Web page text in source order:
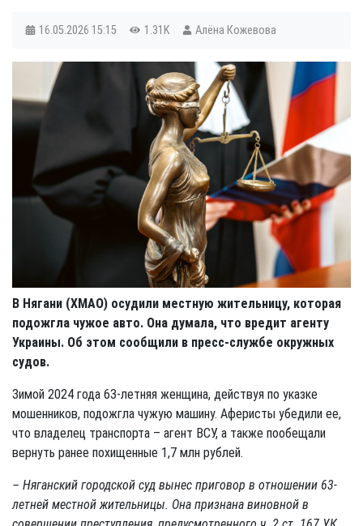
16.05.2026 15:15 1.31K Алёна Кожевова
В Нягани (ХМАО) осудили местную жительницу, которая
подожгла чужое авто. Она думала, что вредит агенту
Украины. Об этом сообщили в пресс-службе окружных
судов.
Зимой 2024 года 63-летняя женщина, действуя по указке
мошенников, подожгла чужую машину. Аферисты убедили ее,
что владелец транспорта – агент ВСУ, а также пообещали
вернуть ранее похищенные 1,7 млн рублей.
– Няганский городской суд вынес приговор в отношении 63-
летней местной жительницы. Она признана виновной в